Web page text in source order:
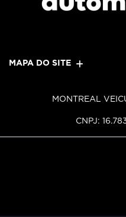
MAPA DO SITE
MONTREAL
CNPJ: